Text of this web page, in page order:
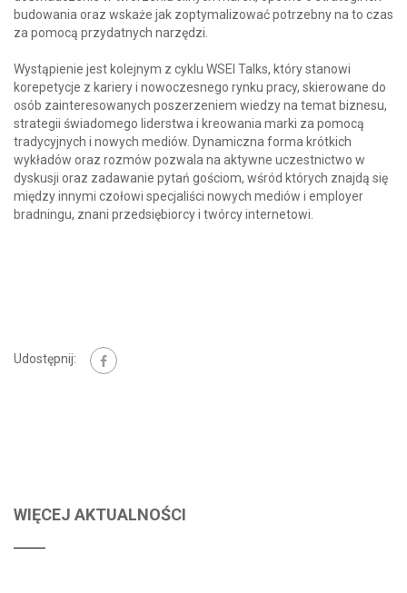
budowania oraz wskaże jak zoptymalizować potrzebny na to czas
za pomocą przydatnych narzędzi.
Wystąpienie jest kolejnym z cyklu WSEI Talks, który stanowi
korepetycje z kariery i nowoczesnego rynku pracy, skierowane do
osób zainteresowanych poszerzeniem wiedzy na temat biznesu,
strategii świadomego liderstwa i kreowania marki za pomocą
tradycyjnych i nowych mediów. Dynamiczna forma krótkich
wykładów oraz rozmów pozwala na aktywne uczestnictwo w
dyskusji oraz zadawanie pytań gościom, wśród których znajdą się
między innymi czołowi specjaliści nowych mediów i employer
bradningu, znani przedsiębiorcy i twórcy internetowi.
Udostępnij:
WIĘCEJ AKTUALNOŚCI